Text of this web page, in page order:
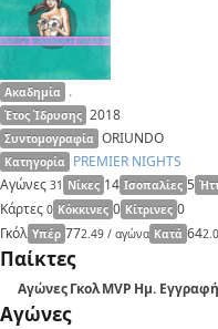
Ακαδημία .
Έτος Ίδρυσης 2018
Συντομογραφία ORIUNDO
Κατηγορία PREMIER NIGHTS
Αγώνες 31 Νίκες 14 Ισοπαλίες 5
Κάρτες 0 Κόκκινες 0 Κίτρινες 0
Γκόλ Υπέρ 772.49 / αγώνα Κατά 64
Παίκτες
ΑγώνεςΓκολMVP Ημ.
Αγώνες